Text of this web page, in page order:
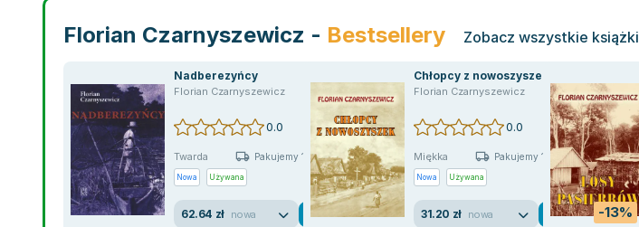
Florian Czarnyszewicz - Bestsellery Zobacz wszystkie książki
Nadberezyńcy
Florian Czarnyszewicz
0.0
Twarda Pakujemy 11.08
Nowa Używana
62.64 zł nowa
Chłopcy z nowoszyszek
Florian Czarnyszewicz
0.0
Miękka Pakujemy 11.08
Nowa Używana
31.20 zł nowa -13%